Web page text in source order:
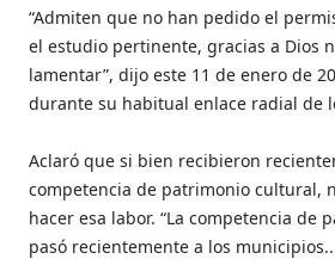
“Admiten que no han pedido el
el estudio pertinente, gracias a Dios
lamentar”, dijo este 11 de enero de
durante su habitual enlace radial de
Aclaró que si bien recibieron
competencia de patrimonio cultural,
hacer esa labor. “La competencia de
pasó recientemente a los